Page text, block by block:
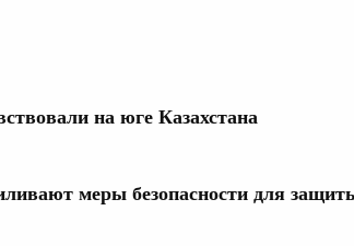
на юге Казахстана
меры безопасности для